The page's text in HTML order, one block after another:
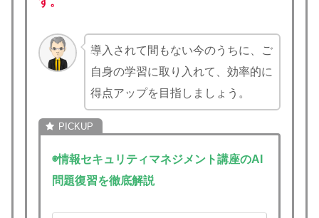
導入されて間もない今のうちに、ご
自身の学習に取り入れて、効率的に
得点アップを目指しましょう。
◉情報セキュリティマネジメント講座のAI
問題復習を徹底解説